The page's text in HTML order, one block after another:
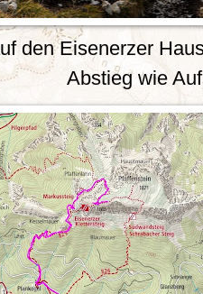
den Eisenerzer
Abstieg wie